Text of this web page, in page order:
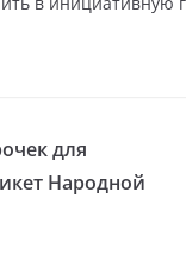
для
Народной